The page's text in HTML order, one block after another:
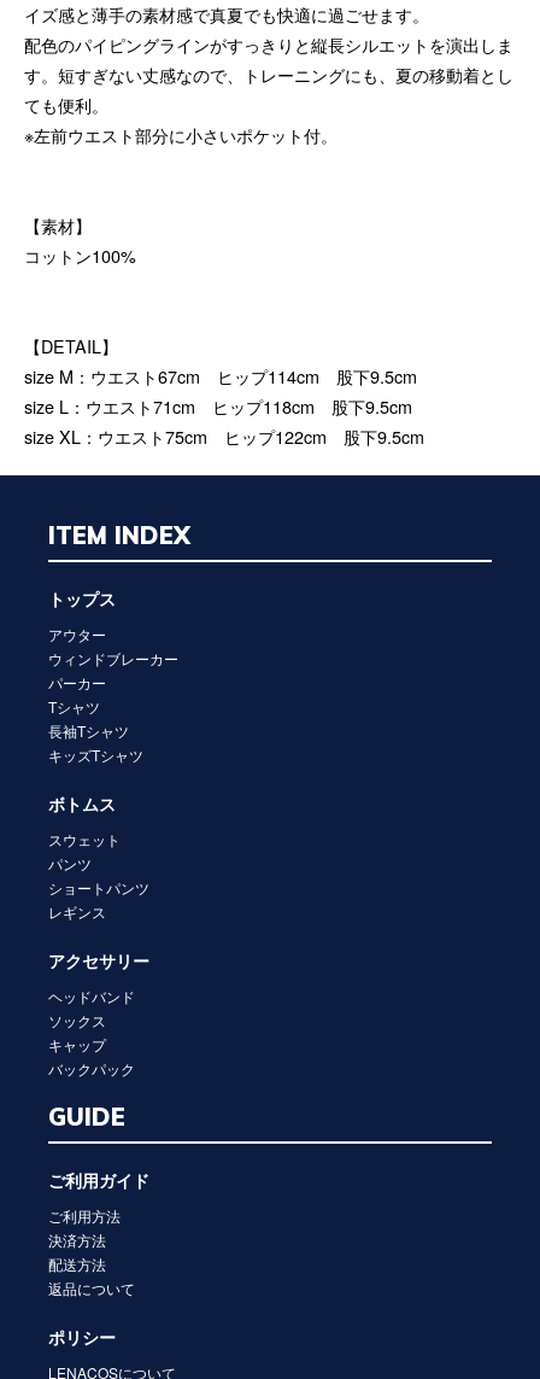
イズ感と薄手の素材感で真夏でも快適に過ごせます。
配色のパイピングラインがすっきりと縦長シルエットを演出しま
す。短すぎない丈感なので、トレーニングにも、夏の移動着とし
ても便利。
※左前ウエスト部分に小さいポケット付。
【素材】
コットン100%
【DETAIL】
size M：ウエスト67cm ヒップ114cm 股下9.5cm
size L：ウエスト71cm ヒップ118cm 股下9.5cm
size XL：ウエスト75cm ヒップ122cm 股下9.5cm
ITEM INDEX
トップス
アウター
ウィンドブレーカー
パーカー
Tシャツ
長袖Tシャツ
キッズTシャツ
ボトムス
スウェット
パンツ
ショートパンツ
レギンス
アクセサリー
ヘッドバンド
ソックス
キャップ
バックパック
GUIDE
ご利用ガイド
ご利用方法
決済方法
配送方法
返品について
ポリシー
LENACOSについて